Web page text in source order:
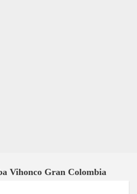
Vihonco Gran Colombia